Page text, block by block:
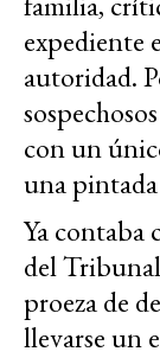
expediente
autoridad.
con un
una
Ya contaba
del
proeza de
llevarse un